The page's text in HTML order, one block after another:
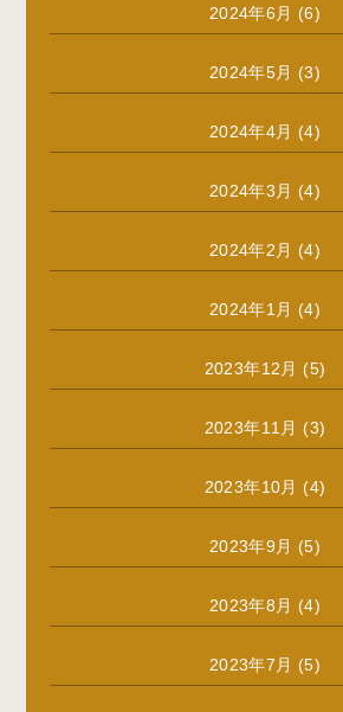
2024年6月 (6)
2024年5月 (3)
2024年4月 (4)
2024年3月 (4)
2024年2月 (4)
2024年1月 (4)
2023年12月 (5)
2023年11月 (3)
2023年10月 (4)
2023年9月 (5)
2023年8月 (4)
2023年7月 (5)